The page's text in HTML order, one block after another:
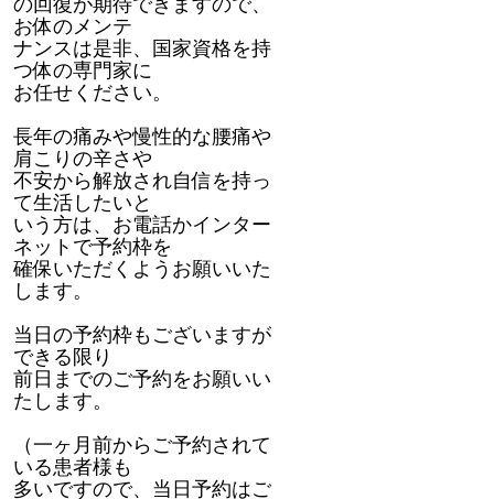
お体のメンテ
ナンスは是非、国家資格を持
つ体の専門家に
お任せください。
長年の痛みや慢性的な腰痛や
肩こりの辛さや
不安から解放され自信を持っ
て生活したいと
いう方は、お電話かインター
ネットで予約枠を
確保いただくようお願いいた
します。
当日の予約枠もございますが
できる限り
前日までのご予約をお願いい
たします。
（一ヶ月前からご予約されて
いる患者様も
多いですので、当日予約はご